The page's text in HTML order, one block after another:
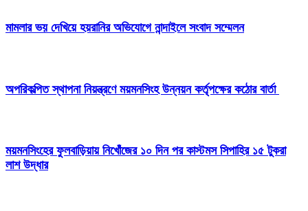
মামলার ভয় দেখিয়ে হয়রানির অভিযোগে নান্দাইলে সংবাদ সম্মেলন
অপরিকল্পিত স্থাপনা নিয়ন্ত্রণে ময়মনসিংহ উন্নয়ন কর্তৃপক্ষের কঠোর বার্তা
ময়মনসিংহের ফুলবাড়িয়ায় নিখোঁজের ১০ দিন পর কাস্টমস সিপাহির ১৫ টুকরা
লাশ উদ্ধার